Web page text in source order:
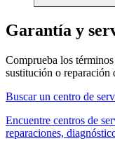
Garantía y
Comprueba los
sustitución o reparación
Buscar un centro de
Encuentre centros de
reparaciones,